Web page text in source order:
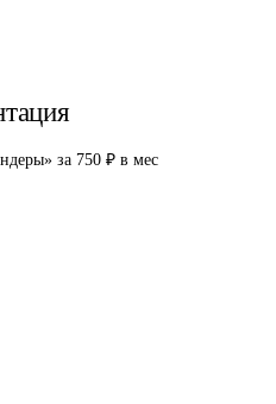
за 750 ₽ в мес